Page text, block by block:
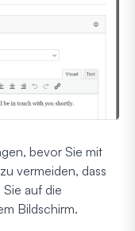
bevor Sie mit
vermeiden, dass
auf die
Bildschirm.